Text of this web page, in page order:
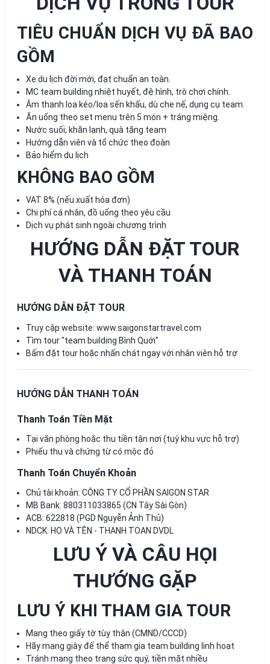
TIÊU CHUẨN DỊCH VỤ ĐÃ BAO
GỒM
Xe du lịch đời mới, đạt chuẩn an toàn.
MC team building nhiệt huyết, đệ hình, trò chơi chính.
Âm thanh loa kéo/loa sến khấu, dù che nế, dụng cụ team.
Ăn uống theo set menu trên 5 món + tráng miệng.
Nước suối, khăn lạnh, quà tặng team
Hướng dẫn viên và tổ chức theo đoàn
Bảo hiểm du lịch
KHÔNG BAO GỒM
VAT 8% (nếu xuất hóa đơn)
Chi phí cá nhân, đồ uống theo yêu cầu
Dịch vụ phát sinh ngoài chương trình
HƯỚNG DẪN ĐẶT TOUR
VÀ THANH TOÁN
HƯỚNG DẪN ĐẶT TOUR
Truy cập website: www.saigonstartravel.com
Tìm tour "team building Bình Quới"
Bấm đặt tour hoặc nhấn chát ngay với nhân viên hỗ trợ
HƯỚNG DẪN THANH TOÁN
Thanh Toán Tiền Mặt
Tại văn phòng hoặc thu tiền tận nơi (tuỳ khu vực hỗ trợ)
Phiếu thu và chứng từ có mộc đỏ
Thanh Toán Chuyển Khoản
Chủ tài khoản: CÔNG TY CỔ PHẦN SAIGON STAR
MB Bank: 880311033865 (CN Tây Sài Gòn)
ACB: 622818 (PGD Nguyễn Ảnh Thủ)
NDCK: HỌ VÀ TÊN - THANH TOAN DVDL
LƯU Ý VÀ CÂU HỌI
THƯỚNG GẶP
LƯU Ý KHI THAM GIA TOUR
Mang theo giấy tờ tùy thân (CMND/CCCD)
Hãy mang giày đế thể tham gia team building linh hoạt
Tránh mang theo trang sức quý, tiền mặt nhiều